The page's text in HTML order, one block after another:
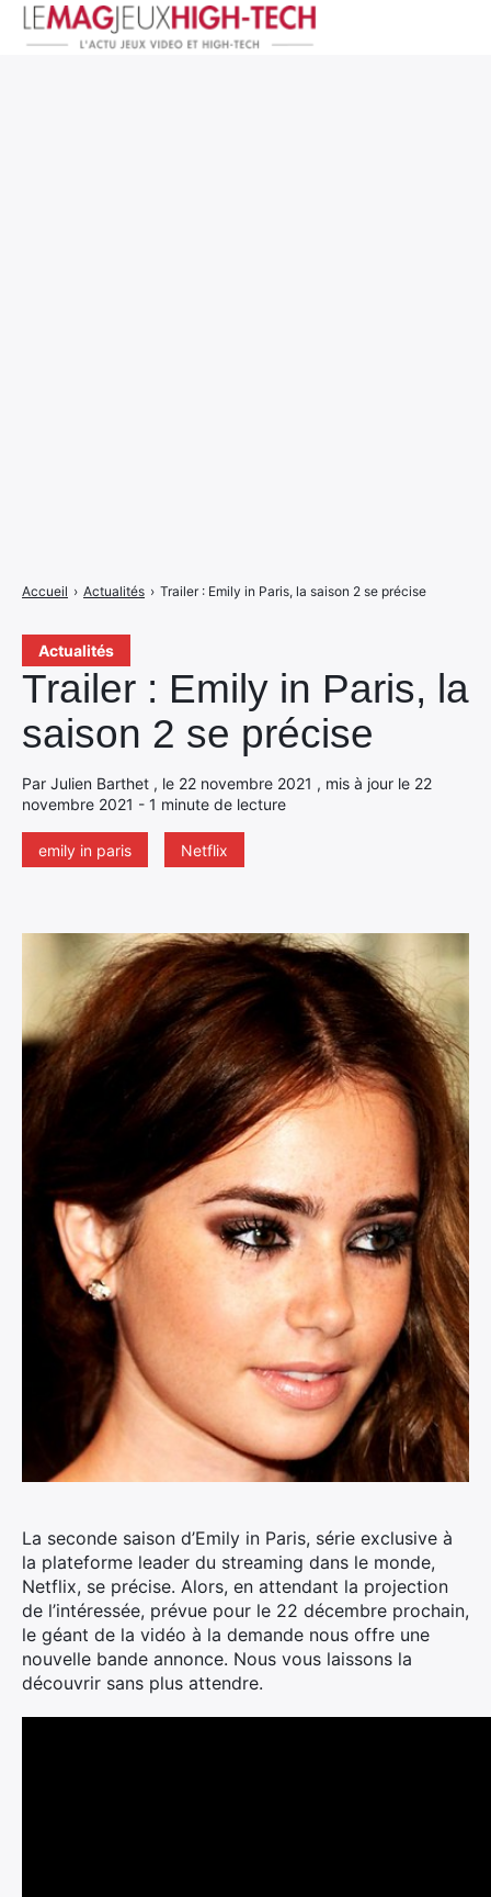
Actualités
Trailer : Emily in Paris, la
saison 2 se précise
Par Julien Barthet , le 22 novembre 2021 , mis à jour le 22
novembre 2021 - 1 minute de lecture
emily in paris Netflix
Accueil › Actualités › Trailer : Emily in Paris, la saison 2 se précise
La seconde saison d’Emily in Paris, série exclusive à
la plateforme leader du streaming dans le monde,
Netflix, se précise. Alors, en attendant la projection
de l’intéressée, prévue pour le 22 décembre prochain,
le géant de la vidéo à la demande nous offre une
nouvelle bande annonce. Nous vous laissons la
découvrir sans plus attendre.